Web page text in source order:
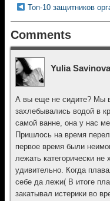
Топ-10 защитников
Comments
Yulia Savinova
А вы еще не сидите? Мы
захлебывались водой в
самой ванне, она у нас
Пришлось на время
первое время были
лежать категорически не
удивительно. Когда
себе да лежи( В итоге
закатывал истерики во